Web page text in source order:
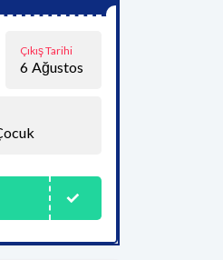
Çıkış Tarihi
6 Ağustos